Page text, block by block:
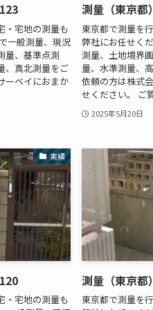
・宅地の測量も
一般測量、現況
量、基準点測
、真北測量をご
ーベイにおまか
測量（東京
東京都で測量を
弊社にお任せく
測量、土地境界
量、水準測量、
依頼の方は株式
せください。 ご
2025年5月20日
実績
・宅地の測量も
測量（東京
東京都で測量を